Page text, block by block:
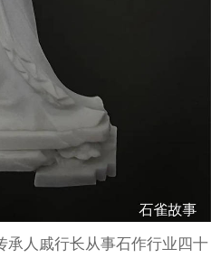
承人戚行长从事石作行业四十